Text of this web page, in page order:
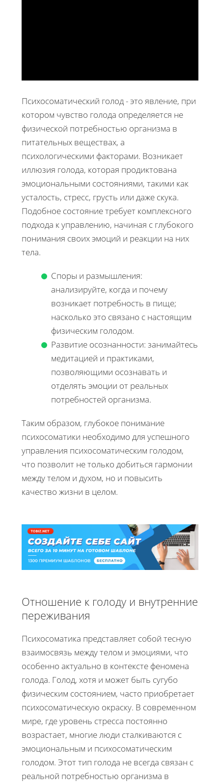
Психосоматический голод - это явление, при
котором чувство голода определяется не
физической потребностью организма в
питательных веществах, а
психологическими факторами. Возникает
иллюзия голода, которая продиктована
эмоциональными состояниями, такими как
усталость, стресс, грусть или даже скука.
Подобное состояние требует комплексного
подхода к управлению, начиная с глубокого
понимания своих эмоций и реакции на них
тела.
Споры и размышления:
анализируйте, когда и почему
возникает потребность в пище;
насколько это связано с настоящим
физическим голодом.
Развитие осознанности: занимайтесь
медитацией и практиками,
позволяющими осознавать и
отделять эмоции от реальных
потребностей организма.
Таким образом, глубокое понимание
психосоматики необходимо для успешного
управления психосоматическим голодом,
что позволит не только добиться гармонии
между телом и духом, но и повысить
качество жизни в целом.
Отношение к голоду и внутренние
переживания
Психосоматика представляет собой тесную
взаимосвязь между телом и эмоциями, что
особенно актуально в контексте феномена
голода. Голод, хотя и может быть сугубо
физическим состоянием, часто приобретает
психосоматическую окраску. В современном
мире, где уровень стресса постоянно
возрастает, многие люди сталкиваются с
эмоциональным и психосоматическим
голодом. Этот тип голода не всегда связан с
реальной потребностью организма в